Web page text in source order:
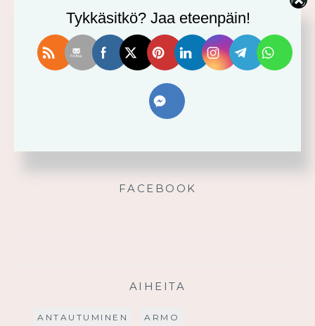
Vahvistu armosta!
Älä yritä omin voimin
FACEBOOK
AIHEITA
ANTAUTUMINEN ARMO
Tykkäsitkö? Jaa eteenpäin!